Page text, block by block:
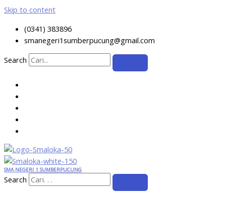
Skip to content
(0341) 383896
smanegeri1sumberpucung@gmail.com
Search
SMA NEGERI 1 SUMBERPUCUNG
Search